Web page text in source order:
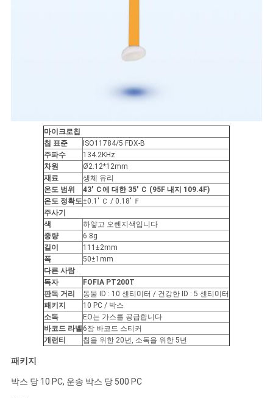
마이크로칩
칩 표준
ISO11784/5 FDX-B
주파수
134.2KHz
차원
Ø2.12*12mm
재료
생체 유리
온도 범위
43' Ｃ에 대한 35' Ｃ (95F 내지 109.4F)
온도 정확도±0.1' Ｃ / 0.18' Ｆ
주사기
색
하얗고 오렌지색입니다
중량
6.8g
길이
111±2mm
폭
50±1mm
다른 사람
독자
FOFIA PT200T
판독 거리
동물 ID : 10 센티미터 / 건강한 ID : 5 센티미터
패키지
10 PC / 박스
소독
EO는 가스를 공급합니다
바코드 라벨 6장 바코드 스티커
개런티
칩을 위한 20년, 소독을 위한 5년
패키지
박스 당 10 PC, 운송 박스 당 500 PC